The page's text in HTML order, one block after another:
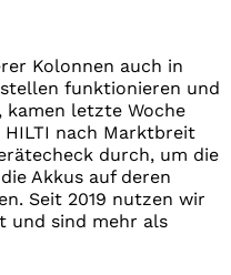
Kolonnen auch in
funktionieren und
kamen letzte Woche
nach Marktbreit
durch, um die
Akkus auf deren
Seit 2019 nutzen wir
und sind mehr als